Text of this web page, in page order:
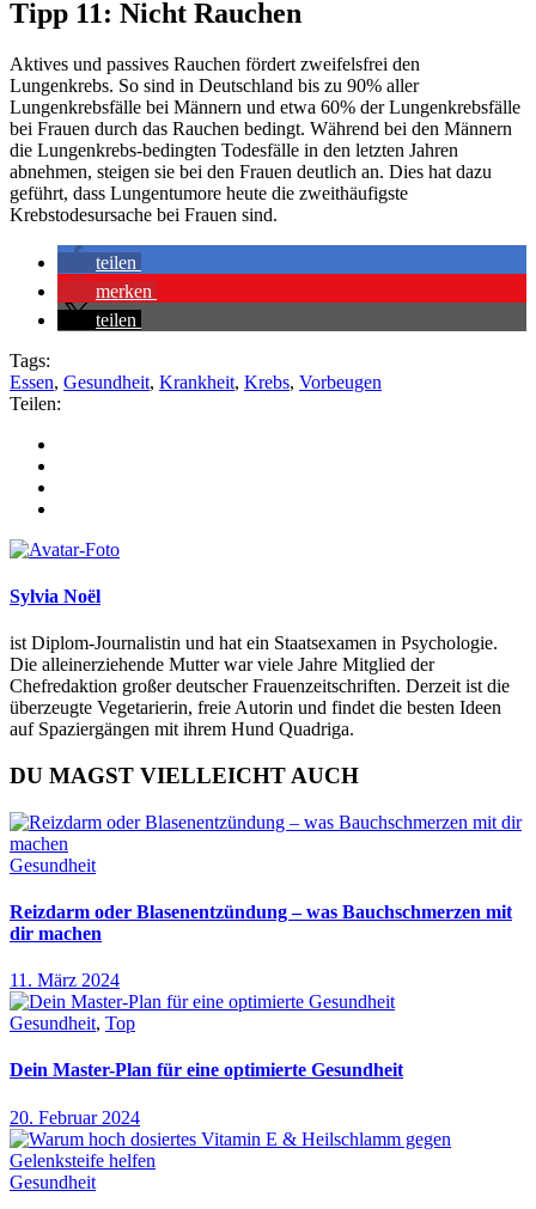
Tipp 11: Nicht Rauchen
Aktives und passives Rauchen fördert zweifelsfrei den
Lungenkrebs. So sind in Deutschland bis zu 90% aller
Lungenkrebsfälle bei Männern und etwa 60% der Lungenkrebsfälle
bei Frauen durch das Rauchen bedingt. Während bei den Männern
die Lungenkrebs-bedingten Todesfälle in den letzten Jahren
abnehmen, steigen sie bei den Frauen deutlich an. Dies hat dazu
geführt, dass Lungentumore heute die zweithäufigste
Krebstodesursache bei Frauen sind.
teilen
merken
teilen
Tags:
Essen, Gesundheit, Krankheit, Krebs, Vorbeugen
Teilen:
Sylvia Noël
ist Diplom-Journalistin und hat ein Staatsexamen in Psychologie.
Die alleinerziehende Mutter war viele Jahre Mitglied der
Chefredaktion großer deutscher Frauenzeitschriften. Derzeit ist die
überzeugte Vegetarierin, freie Autorin und findet die besten Ideen
auf Spaziergängen mit ihrem Hund Quadriga.
DU MAGST VIELLEICHT AUCH
Gesundheit
Reizdarm oder Blasenentzündung – was Bauchschmerzen mit
dir machen
11. März 2024
Gesundheit, Top
Dein Master-Plan für eine optimierte Gesundheit
20. Februar 2024
Gesundheit